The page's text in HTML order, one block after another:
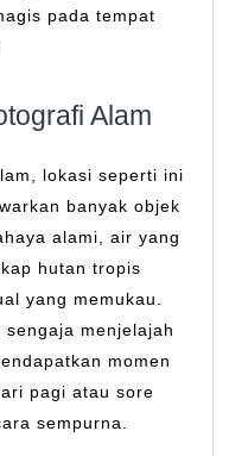
pada tempat
Alam
lokasi seperti ini
banyak objek
alami, air yang
hutan tropis
yang memukau.
menjelajah
momen
pagi atau sore
sempurna.